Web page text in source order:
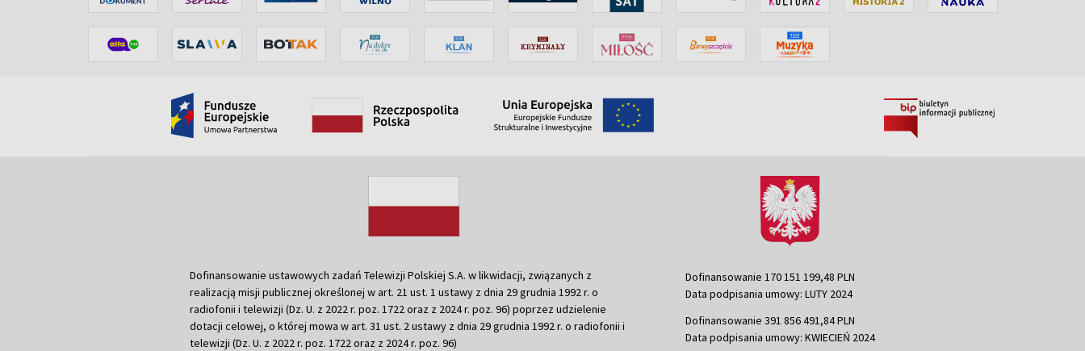
Dofinansowanie ustawowych zadań Telewizji Polskiej S.A. w likwidacji, związanych z
realizacją misji publicznej określonej w art. 21 ust. 1 ustawy z dnia 29 grudnia 1992 r. o
radiofonii i telewizji (Dz. U. z 2022 r. poz. 1722 oraz z 2024 r. poz. 96) poprzez udzielenie
dotacji celowej, o której mowa w art. 31 ust. 2 ustawy z dnia 29 grudnia 1992 r. o radiofonii i
telewizji (Dz. U. z 2022 r. poz. 1722 oraz z 2024 r. poz. 96)
Dofinansowanie 170 151 199,48 PLN
Data podpisania umowy: LUTY 2024
Dofinansowanie 391 856 491,84 PLN
Data podpisania umowy: KWIECIEŃ 2024